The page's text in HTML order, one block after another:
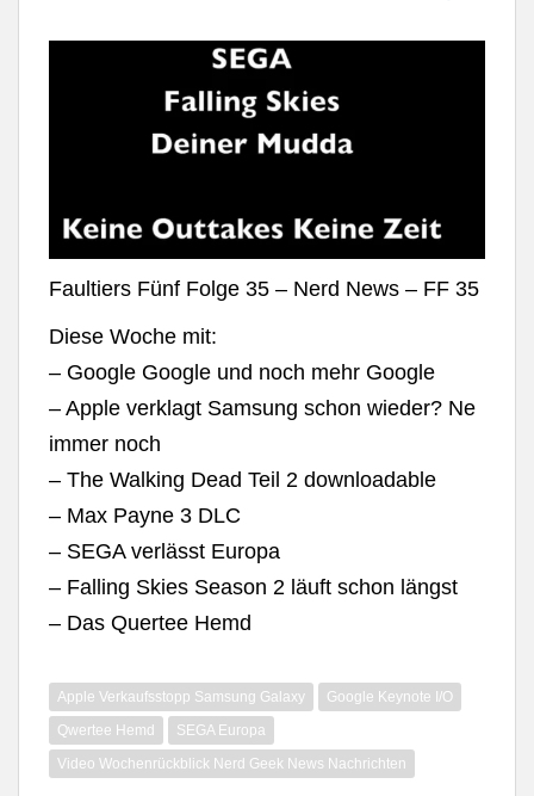
Faultiers Fünf Folge 35 – Nerd News – FF 35
Diese Woche mit:
– Google Google und noch mehr Google
– Apple verklagt Samsung schon wieder? Ne
immer noch
– The Walking Dead Teil 2 downloadable
– Max Payne 3 DLC
– SEGA verlässt Europa
– Falling Skies Season 2 läuft schon längst
– Das Quertee Hemd
Apple Verkaufsstopp Samsung Galaxy
Google Keynote I/O
Qwertee Hemd
SEGA Europa
Video Wochenrückblick Nerd Geek News Nachrichten